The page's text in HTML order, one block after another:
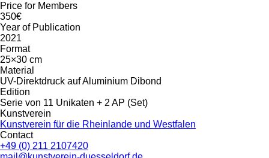
Price for Members
350€
Year of Publication
2021
Format
25×30 cm
Material
UV-Direktdruck auf Aluminium Dibond
Edition
Serie von 11 Unikaten + 2 AP (Set)
Kunstverein
Kunstverein für die Rheinlande und Westfalen
Contact
+49 (0) 211 2107420